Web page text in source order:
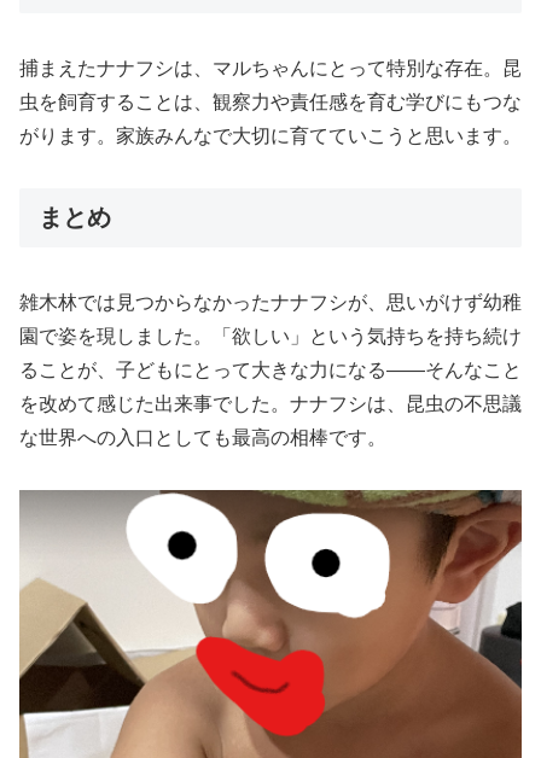
捕まえたナナフシは、マルちゃんにとって特別な存在。昆
虫を飼育することは、観察力や責任感を育む学びにもつな
がります。家族みんなで大切に育てていこうと思います。
まとめ
雑木林では見つからなかったナナフシが、思いがけず幼稚
園で姿を現しました。「欲しい」という気持ちを持ち続け
ることが、子どもにとって大きな力になる——そんなこと
を改めて感じた出来事でした。ナナフシは、昆虫の不思議
な世界への入口としても最高の相棒です。